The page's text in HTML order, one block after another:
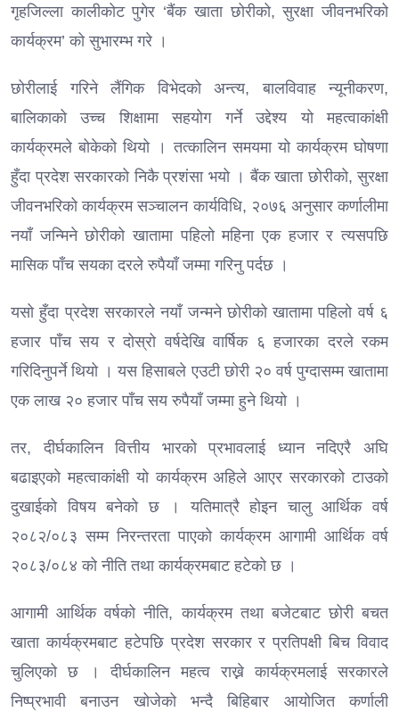
गृहजिल्ला कालीकोट पुगेर ‘बैंक खाता छोरीको, सुरक्षा जीवनभरिको
कार्यक्रम’ को सुभारम्भ गरे ।
छोरीलाई गरिने लैंगिक विभेदको अन्त्य, बालविवाह न्यूनीकरण,
बालिकाको उच्च शिक्षामा सहयोग गर्ने उद्देश्य यो महत्वाकांक्षी
कार्यक्रमले बोकेको थियो । तत्कालिन समयमा यो कार्यक्रम घोषणा
हुँदा प्रदेश सरकारको निकै प्रशंसा भयो । बैंक खाता छोरीको, सुरक्षा
जीवनभरिको कार्यक्रम सञ्चालन कार्यविधि, २०७६ अनुसार कर्णालीमा
नयाँ जन्मिने छोरीको खातामा पहिलो महिना एक हजार र त्यसपछि
मासिक पाँच सयका दरले रुपैयाँ जम्मा गरिनु पर्दछ ।
यसो हुँदा प्रदेश सरकारले नयाँ जन्मने छोरीको खातामा पहिलो वर्ष ६
हजार पाँच सय र दोस्रो वर्षदेखि वार्षिक ६ हजारका दरले रकम
गरिदिनुपर्ने थियो । यस हिसाबले एउटी छोरी २० वर्ष पुग्दासम्म खातामा
एक लाख २० हजार पाँच सय रुपैयाँ जम्मा हुने थियो ।
तर, दीर्घकालिन वित्तीय भारको प्रभावलाई ध्यान नदिएरै अघि
बढाइएको महत्वाकांक्षी यो कार्यक्रम अहिले आएर सरकारको टाउको
दुखाईको विषय बनेको छ । यतिमात्रै होइन चालु आर्थिक वर्ष
२०८२/०८३ सम्म निरन्तरता पाएको कार्यक्रम आगामी आर्थिक वर्ष
२०८३/०८४ को नीति तथा कार्यक्रमबाट हटेको छ ।
आगामी आर्थिक वर्षको नीति, कार्यक्रम तथा बजेटबाट छोरी बचत
खाता कार्यक्रमबाट हटेपछि प्रदेश सरकार र प्रतिपक्षी बिच विवाद
चुलिएको छ । दीर्घकालिन महत्व राख्ने कार्यक्रमलाई सरकारले
निष्प्रभावी बनाउन खोजेको भन्दै बिहिबार आयोजित कर्णाली